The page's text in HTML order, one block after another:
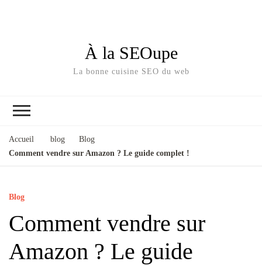
À la SEOupe
La bonne cuisine SEO du web
Accueil blog
Blog
Comment vendre sur Amazon ? Le guide complet !
Blog
Comment vendre sur
Amazon ? Le guide